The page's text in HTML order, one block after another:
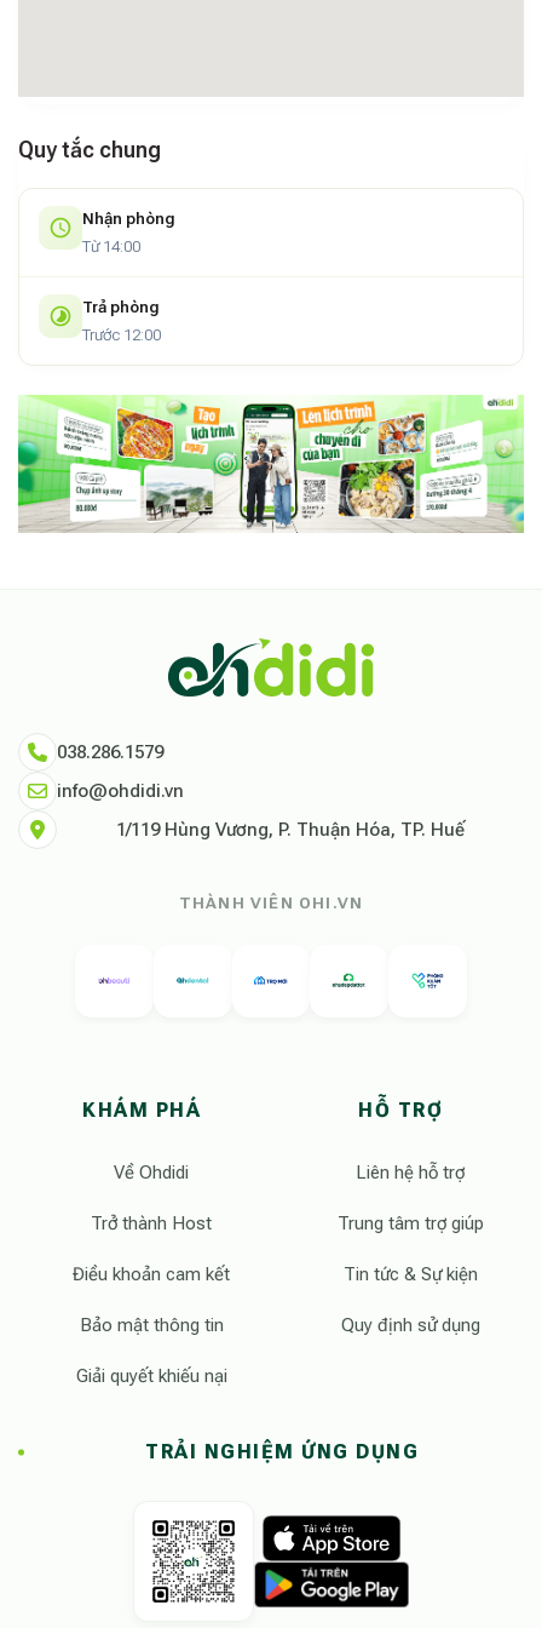
Quy tắc chung
Nhận phòng
Từ 14:00
Trả phòng
Trước 12:00
038.286.1579
info@ohdidi.vn
1/119 Hùng Vương, P. Thuận Hóa, TP. Huế
THÀNH VIÊN OHI.VN
KHÁM PHÁ
Về Ohdidi
Trở thành Host
Điều khoản cam kết
Bảo mật thông tin
Giải quyết khiếu nại
HỖ TRỢ
Liên hệ hỗ trợ
Trung tâm trợ giúp
Tin tức & Sự kiện
Quy định sử dụng
TRẢI NGHIỆM ỨNG DỤNG